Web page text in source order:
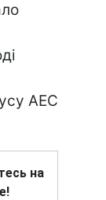
АЕС
на